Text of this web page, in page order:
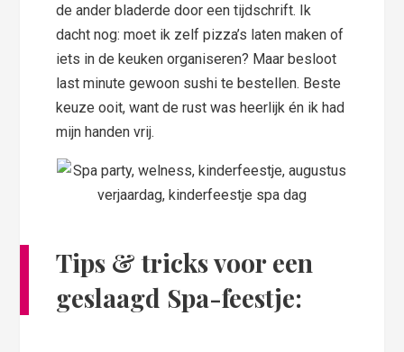
de ander bladerde door een tijdschrift. Ik
dacht nog: moet ik zelf pizza’s laten maken of
iets in de keuken organiseren? Maar besloot
last minute gewoon sushi te bestellen. Beste
keuze ooit, want de rust was heerlijk én ik had
mijn handen vrij.
Tips & tricks voor een
geslaagd Spa-feestje: